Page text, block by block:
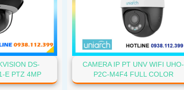
DS-
E PTZ 4MP
CAMERA IP PT UNV WIFI UHO-
P2C-M4F4 FULL COLOR